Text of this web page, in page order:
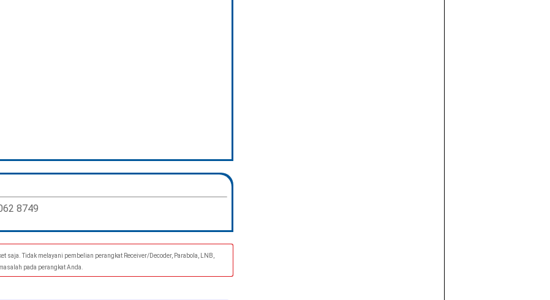
8749
saja. Tidak melayani pembelian perangkat Receiver/Decoder, Parabola, LNB,
pada perangkat Anda.